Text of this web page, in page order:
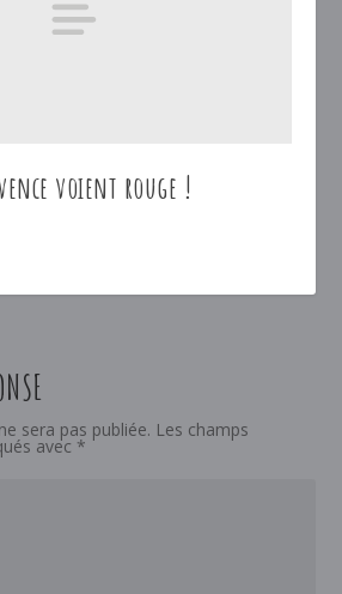
voient rouge !
sera pas publiée. Les champs
avec *